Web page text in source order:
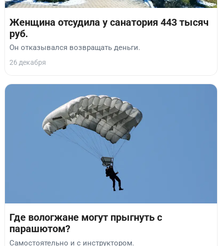
Женщина отсудила у санатория 443 тысяч
руб.
Он отказывался возвращать деньги.
26 декабря
Где вологжане могут прыгнуть с
парашютом?
Самостоятельно и с инструктором.